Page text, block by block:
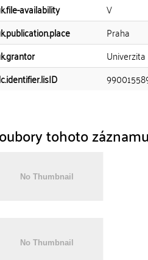
availability
V
Praha
tohoto záznamu